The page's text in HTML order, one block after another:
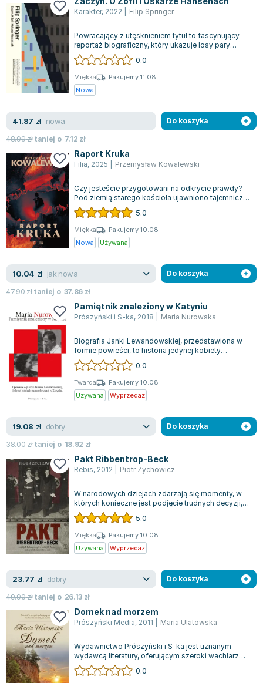
Karakter, 2022 Filip Springer
Powracający z utęsknieniem tytuł to fascynujący
reportaż biograficzny, który ukazuje losy pary
polskich architektów-wizjonerów, dz...
0.0
Miękka
Pakujemy 11.08
Nowa
41.87 zł nowa
48.99złtaniej o 7.12 zł
Do koszyka
Raport Kruka
Filia, 2025 Przemysław Kowalewski
Czy jesteście przygotowani na odkrycie prawdy?
Pod ziemią starego kościoła ujawniono tajemniczą
kryptę, która natychmiast wzbudził...
5.0
Miękka
Pakujemy 10.08
Nowa
Używana
10.04 zł jak nowa
47.90złtaniej o 37.86 zł
Do koszyka
Pamiętnik znaleziony w Katyniu
Prószyński i S-ka, 2018 Maria Nurowska
Biografia Janki Lewandowskiej, przedstawiona w
formie powieści, to historia jedynej kobiety
więzionej w obozie w Kozielsku, która...
0.0
Twarda
Pakujemy 10.08
Używana
Wyprzedaż
19.08 zł dobry
38.00złtaniej o 18.92 zł
Do koszyka
Pakt Ribbentrop-Beck
Rebis, 2012 Piotr Zychowicz
W narodowych dziejach zdarzają się momenty, w
których konieczne jest podjęcie trudnych decyzji,
aby uchronić kraj przed całkowitym...
5.0
Miękka
Pakujemy 10.08
Używana
Wyprzedaż
23.77 zł dobry
49.90złtaniej o 26.13 zł
Do koszyka
Domek nad morzem
Prószyński Media, 2011 Maria Ulatowska
Wydawnictwo Prószyński i S-ka jest uznanym
wydawcą literatury, oferującym szeroki wachlarz
tytułów obejmujących zarówno beletrysty...
0.0